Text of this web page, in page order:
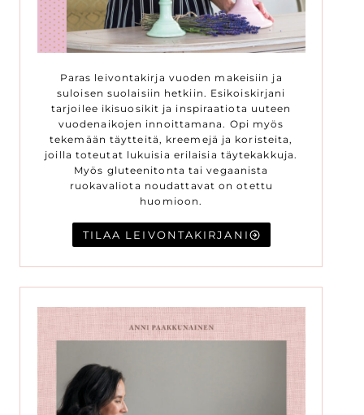
Paras leivontakirja vuoden makeisiin ja
suloisen suolaisiin hetkiin. Esikoiskirjani
tarjoilee ikisuosikit ja inspiraatiota uuteen
vuodenaikojen innoittamana. Opi myös
tekemään täytteitä, kreemejä ja koristeita,
joilla toteutat lukuisia erilaisia täytekakkuja.
Myös gluteenitonta tai vegaanista
ruokavaliota noudattavat on otettu
huomioon.
TILAA LEIVONTAKIRJANI